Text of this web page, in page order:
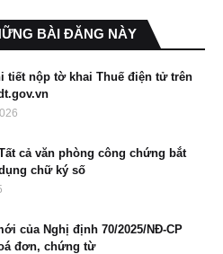
BÀI ĐĂNG NÀY
tiết nộp tờ khai Thuế điện tử trên
cả văn phòng công chứng bắt
chữ ký số
của Nghị định 70/2025/NĐ-CP
đơn, chứng từ